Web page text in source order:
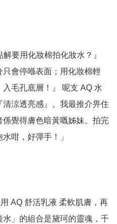
要用化妝棉拍化妝水？』
會停喺表面；用化妝棉輕
毛孔底層！』 呢支 AQ 水
涼透亮感』。我最推介畀住
覺得膚色暗黃嘅姊妹。拍完
咁，好彈手！」
AQ 舒活乳液 柔軟肌膚，再
」的組合是黛珂的靈魂，千